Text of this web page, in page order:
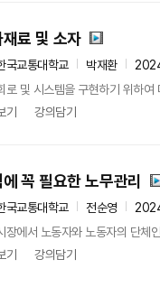
료 및 소자
국교통대학교 박재환
로 및 시스템을 구현하기 위하
기
강의담기
꼭 필요한 노무관리
국교통대학교 전순영
장에서 노동자와 노동자의 단체
기
강의담기